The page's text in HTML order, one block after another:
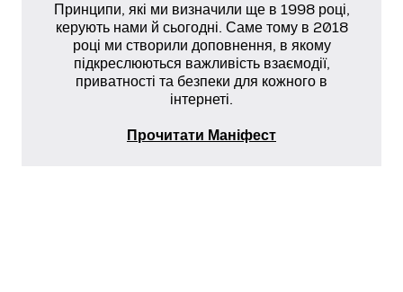
Принципи, які ми визначили ще в 1998 році,
керують нами й сьогодні. Саме тому в 2018
році ми створили доповнення, в якому
підкреслюються важливість взаємодії,
приватності та безпеки для кожного в
інтернеті.
Прочитати Маніфест